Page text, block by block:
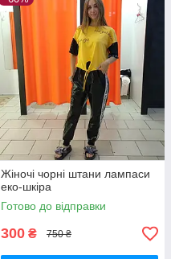
Жіночі чорні штани лампаси
еко-шкіра
Готово до відправки
300 ₴ 750 ₴